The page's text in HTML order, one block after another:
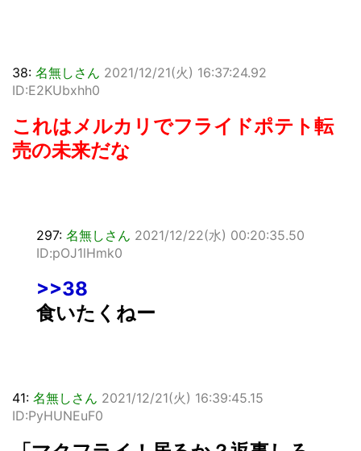
38: 名無しさん 2021/12/21(火) 16:37:24.92
ID:E2KUbxhh0
これはメルカリでフライドポテト転
売の未来だな
297: 名無しさん 2021/12/22(水) 00:20:35.50
ID:pOJ1lHmk0
>>38
食いたくねー
41: 名無しさん 2021/12/21(火) 16:39:45.15
ID:PyHUNEuF0